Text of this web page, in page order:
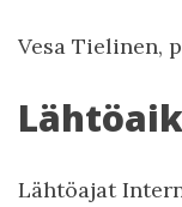
Vesa Tielinen,
Lähtöajat